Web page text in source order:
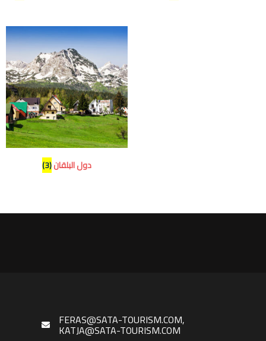
دول البلقان(3)
FERAS@SATA-TOURISM.COM,
KATJA@SATA-TOURISM.COM